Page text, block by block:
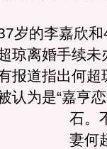
的李嘉欣和
琼离婚手续未
报道指出何超
认为是“嘉亨
石。
妻何